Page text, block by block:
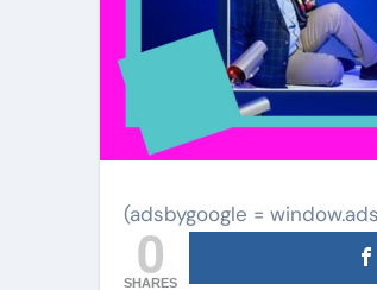
(adsbygoogle =
0
SHARES